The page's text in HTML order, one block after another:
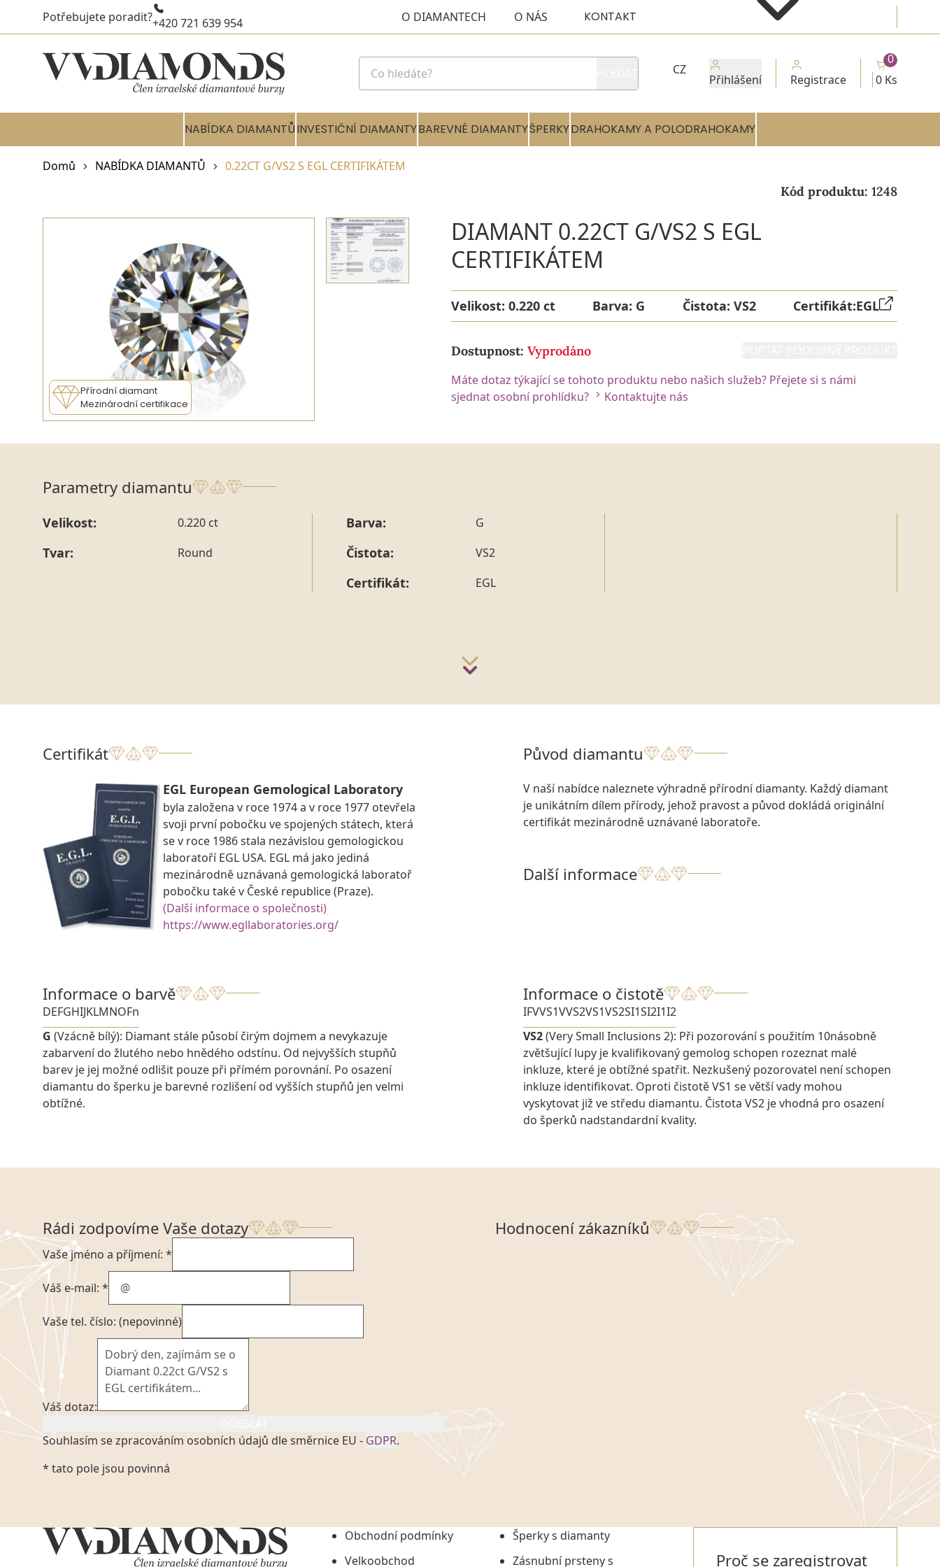
Potřebujete poradit?+420 721 639 954 O DIAMANTECH O NÁS KONTAKT
CZ
Přihlášení Registrace 0 Ks
0
NABÍDKA DIAMANTŮINVESTIČNÍ DIAMANTYBAREVNÉ DIAMANTYŠPERKYDRAHOKAMY A POLODRAHOKAMY
Domů NABÍDKA DIAMANTŮ 0.22CT G/VS2 S EGL CERTIFIKÁTEM
Kód produktu: 1248
Přírodní diamant
Mezinárodní certifikace
DIAMANT 0.22CT G/VS2 S EGL
CERTIFIKÁTEM
Velikost: 0.220 ct Barva: G Čistota: VS2 Certifikát:EGL
Dostupnost: Vyprodáno
Máte dotaz týkající se tohoto produktu nebo našich služeb? Přejete si s námi
sjednat osobní prohlídku?
Kontaktujte nás
Parametry diamantu
Velikost: 0.220 ct
Tvar: Round
Barva: G
Čistota: VS2
Certifikát: EGL
Certifikát
EGL European Gemological Laboratory
byla založena v roce 1974 a v roce 1977 otevřela
svoji první pobočku ve spojených státech, která
se v roce 1986 stala nezávislou gemologickou
laboratoří EGL USA. EGL má jako jediná
mezinárodně uznávaná gemologická laboratoř
pobočku také v České republice (Praze).
(Další informace o společnosti)
https://www.egllaboratories.org/
Původ diamantu
V naší nabídce naleznete výhradně přírodní diamanty. Každý diamant
je unikátním dílem přírody, jehož pravost a původ dokládá originální
certifikát mezinárodně uznávané laboratoře.
Další informace
Informace o barvě
DEFGHIJKLMNOFn
G (Vzácně bílý): Diamant stále působí čirým dojmem a nevykazuje
zabarvení do žlutého nebo hnědého odstínu. Od nejvyšších stupňů
barev je jej možné odlišit pouze při přímém porovnání. Po osazení
diamantu do šperku je barevné rozlišení od vyšších stupňů jen velmi
obtížné.
Informace o čistotě
IFVVS1VVS2VS1VS2SI1SI2I1I2
VS2(Very Small Inclusions 2): Při pozorování s použitím 10násobně
zvětšující lupy je kvalifikovaný gemolog schopen rozeznat malé
inkluze, které je obtížné spatřit. Nezkušený pozorovatel není schopen
inkluze identifikovat. Oproti čistotě VS1 se větší vady mohou
vyskytovat již ve středu diamantu. Čistota VS2 je vhodná pro osazení
do šperků nadstandardní kvality.
Rádi zodpovíme Vaše dotazy
Vaše jméno a příjmení: *
Váš e-mail: *
Vaše tel. číslo: (nepovinné)
Váš dotaz:
Souhlasím se zpracováním osobních údajů dle směrnice EU - GDPR.
Kliknutím na výše uvedený odkaz, v souladu se zákonem č. 101/2000 Sb. v
platném znění výslovně souhlasím se zpracováním a uchováním veškerých
VVDiamonds s.r.o., IČO: 05892481, jako správci osobních údajů či jako jeho
zmocněnému zástupci, výhradně za účelem poskytnutí informací, nejdéle
na tři roky od jejich zaslání.
* tato pole jsou povinná
Hodnocení zákazníků
Obchodní podmínky
Velkoobchod
Šperky s diamanty
Zásnubní prsteny s
Proč se zaregistrovat